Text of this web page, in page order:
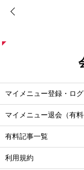
マイメニュー登録・ロ
マイメニュー退会（有料
有料記事一覧
利用規約